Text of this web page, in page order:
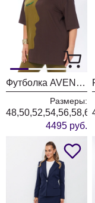
Футболка AVENUE 0339-1
Размеры:
4495 руб.